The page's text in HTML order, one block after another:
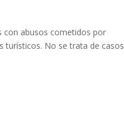
con abusos cometidos por
turísticos. No se trata de casos